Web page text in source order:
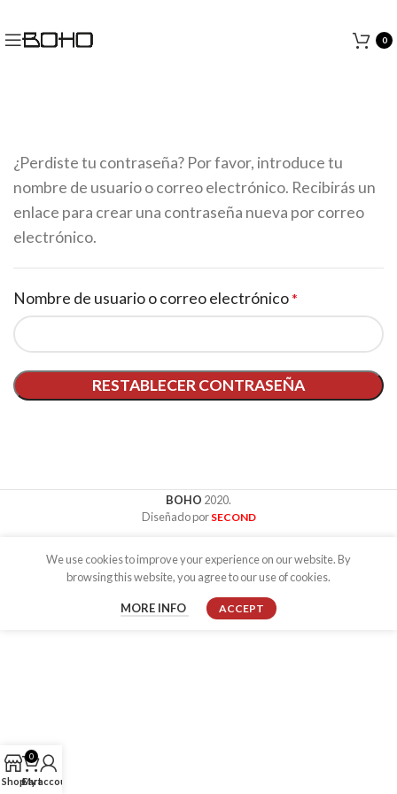
0
¿Perdiste tu contraseña? Por favor, introduce tu
nombre de usuario o correo electrónico. Recibirás un
enlace para crear una contraseña nueva por correo
electrónico.
Nombre de usuario o correo electrónico*
RESTABLECER CONTRASEÑA
BOHO 2020.
Diseñado por SECOND
We use cookies to improve your experience on our website. By
browsing this website, you agree to our use of cookies.
MORE INFO
MOREACCEPT
Shop
0
Cart
My account